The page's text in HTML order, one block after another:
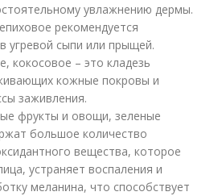
увлажнению дермы.
рекомендуется
угревой сыпи или прыщей.
кокосовое – это кладезь
кожные покровы и
заживления.
фрукты и овощи, зеленые
большое количество
вещества, которое
устраняет воспаления и
меланина, что способствует